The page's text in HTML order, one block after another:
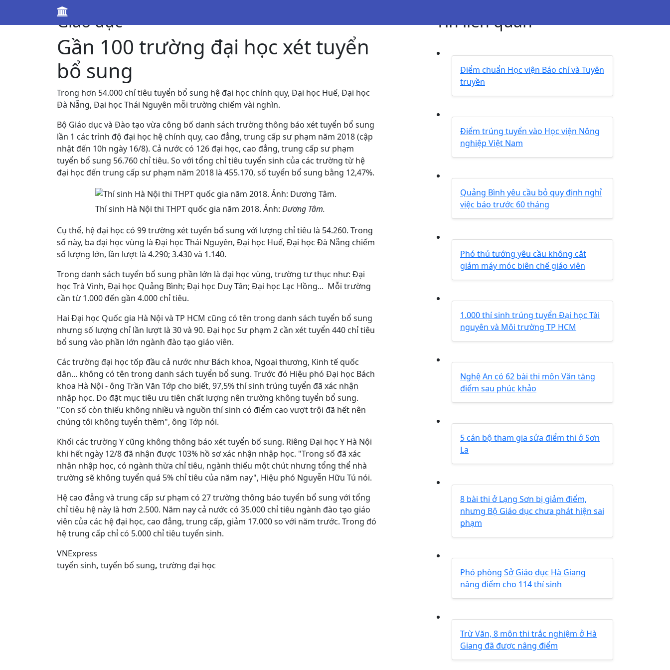
Giáo dục
Gần 100 trường đại học xét tuyển
bổ sung
Trong hơn 54.000 chỉ tiêu tuyển bổ sung hệ đại học chính quy, Đại học Huế, Đại học
Đà Nẵng, Đại học Thái Nguyên mỗi trường chiếm vài nghìn.
Bộ Giáo dục và Đào tạo vừa công bố danh sách trường thông báo xét tuyển bổ sung
lần 1 các trình độ đại học hệ chính quy, cao đẳng, trung cấp sư phạm năm 2018(cập
nhật đến 10h ngày 16/8). Cả nước có 126 đại học, cao đẳng, trung cấp sư phạm
tuyển bổ sung 56.760 chỉ tiêu. So với tổng chỉ tiêu tuyển sinh của các trường từ hệ
đại học đến trung cấp sư phạm năm 2018 là 455.170, số tuyển bổ sung bằng 12,47%.
Thí sinh Hà Nội thi THPT quốc gia năm 2018. Ảnh: Dương Tâm.
Cụ thể, hệ đại học có 99 trường xét tuyển bổ sung với lượng chỉ tiêu là 54.260. Trong
số này, ba đại học vùng là Đại học Thái Nguyên, Đại học Huế, Đại học Đà Nẵng chiếm
số lượng lớn, lần lượt là 4.290; 3.430 và 1.140.
Trong danh sách tuyển bổ sung phần lớn là đại học vùng, trường tư thục như: Đại
học Trà Vinh, Đại học Quảng Bình; Đại học Duy Tân; Đại học Lạc Hồng... Mỗi trường
cần từ 1.000 đến gần 4.000 chỉ tiêu.
Hai Đại học Quốc gia Hà Nội và TP HCM cũng có tên trong danh sách tuyển bổ sung
nhưng số lượng chỉ lần lượt là 30 và 90. Đại học Sư phạm 2 cần xét tuyển 440 chỉ tiêu
bổ sung vào phần lớn ngành đào tạo giáo viên.
Các trường đại học tốp đầu cả nước như Bách khoa, Ngoại thương, Kinh tế quốc
dân... không có tên trong danh sách tuyển bổ sung. Trước đó Hiệu phó Đại học Bách
khoa Hà Nội - ông Trần Văn Tớp cho biết, 97,5% thí sinh trúng tuyển đã xác nhận
nhập học. Do đặt mục tiêu ưu tiên chất lượng nên trường không tuyển bổ sung.
"Con số còn thiếu không nhiều và nguồn thí sinh có điểm cao vượt trội đã hết nên
chúng tôi không tuyển thêm", ông Tớp nói.
Khối các trường Y cũng không thông báo xét tuyển bố sung. Riêng Đại học Y Hà Nội
khi hết ngày 12/8 đã nhận được 103% hồ sơ xác nhận nhập học. "Trong số đã xác
nhận nhập học, có ngành thừa chỉ tiêu, ngành thiếu một chút nhưng tổng thể nhà
trường sẽ không tuyển quá 5% chỉ tiêu của năm nay", Hiệu phó Nguyễn Hữu Tú nói.
Hệ cao đẳng và trung cấp sư phạm có 27 trường thông báo tuyển bổ sung với tổng
chỉ tiêu hệ này là hơn 2.500. Năm nay cả nước có 35.000 chỉ tiêu ngành đào tạo giáo
viên của các hệ đại học, cao đẳng, trung cấp, giảm 17.000 so với năm trước. Trong đó
hệ trung cấp chỉ có 5.000 chỉ tiêu tuyển sinh.
VNExpress
tuyển sinh, tuyển bổ sung, trường đại học
Tin liên quan
Điểm chuẩn Học viện Báo chí và Tuyên
truyền
Điểm trúng tuyển vào Học viện Nông
nghiệp Việt Nam
Quảng Bình yêu cầu bỏ quy định nghỉ
việc báo trước 60 tháng
Phó thủ tướng yêu cầu không cắt
giảm máy móc biên chế giáo viên
1.000 thí sinh trúng tuyển Đại học Tài
nguyên và Môi trường TP HCM
Nghệ An có 62 bài thi môn Văn tăng
điểm sau phúc khảo
5 cán bộ tham gia sửa điểm thi ở Sơn
La
8 bài thi ở Lạng Sơn bị giảm điểm,
nhưng Bộ Giáo dục chưa phát hiện sai
phạm
Phó phòng Sở Giáo dục Hà Giang
nâng điểm cho 114 thí sinh
Trừ Văn, 8 môn thi trắc nghiệm ở Hà
Giang đã được nâng điểm